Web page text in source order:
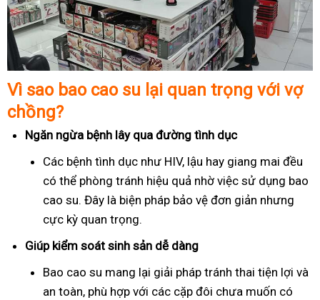
Vì sao bao cao su lại quan trọng với vợ
chồng?
Ngăn ngừa bệnh lây qua đường tình dục
Các bệnh tình dục như HIV, lậu hay giang mai đều
có thể phòng tránh hiệu quả nhờ việc sử dụng bao
cao su. Đây là biện pháp bảo vệ đơn giản nhưng
cực kỳ quan trọng.
Giúp kiểm soát sinh sản dễ dàng
Bao cao su mang lại giải pháp tránh thai tiện lợi và
an toàn, phù hợp với các cặp đôi chưa muốn có